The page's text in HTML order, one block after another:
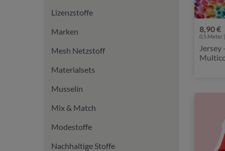
Lizenzstoffe
Marken
Mesh Netzstoff
Materialsets
Musselin
Mix & Match
Modestoffe
Nachhaltige Stoffe
8,90 €
0,5 Meter
Jersey - Digital Leo